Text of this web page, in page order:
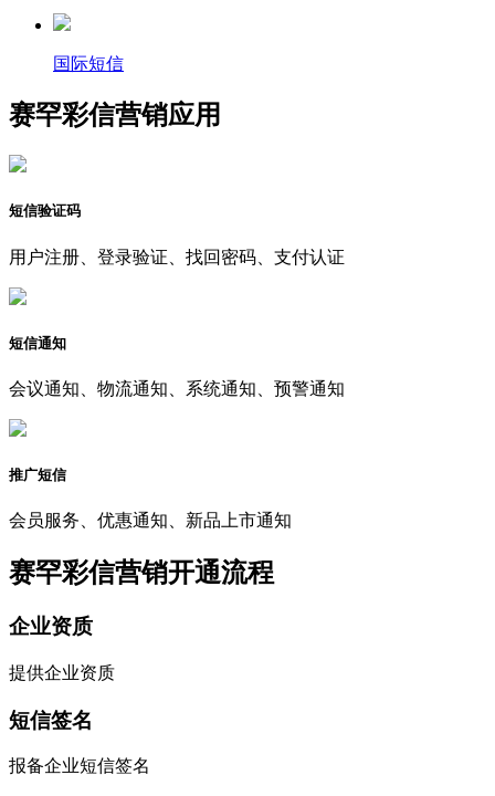
国际短信
赛罕彩信营销应用
短信验证码
用户注册、登录验证、找回密码、支付认证
短信通知
会议通知、物流通知、系统通知、预警通知
推广短信
会员服务、优惠通知、新品上市通知
赛罕彩信营销开通流程
企业资质
提供企业资质
短信签名
报备企业短信签名